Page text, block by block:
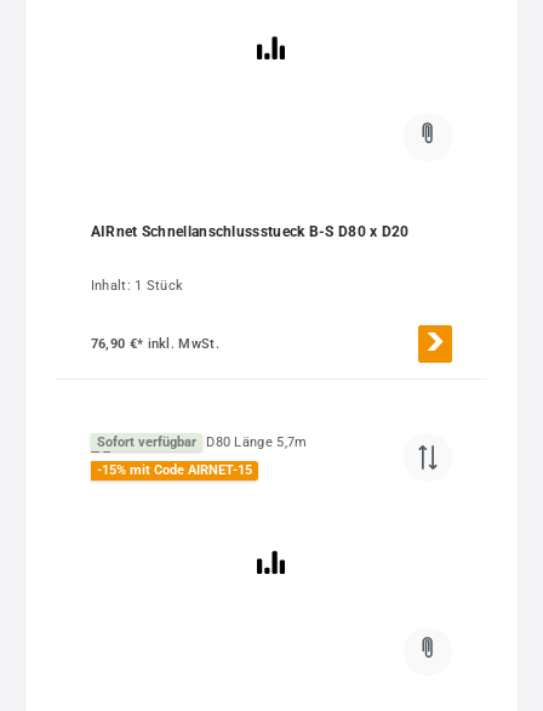
AIRnet Schnellanschlussstueck B-S D80 x D20
Inhalt: 1 Stück
76,90 €* inkl. MwSt.
Sofort verfügbar
-15% mit Code AIRNET-15